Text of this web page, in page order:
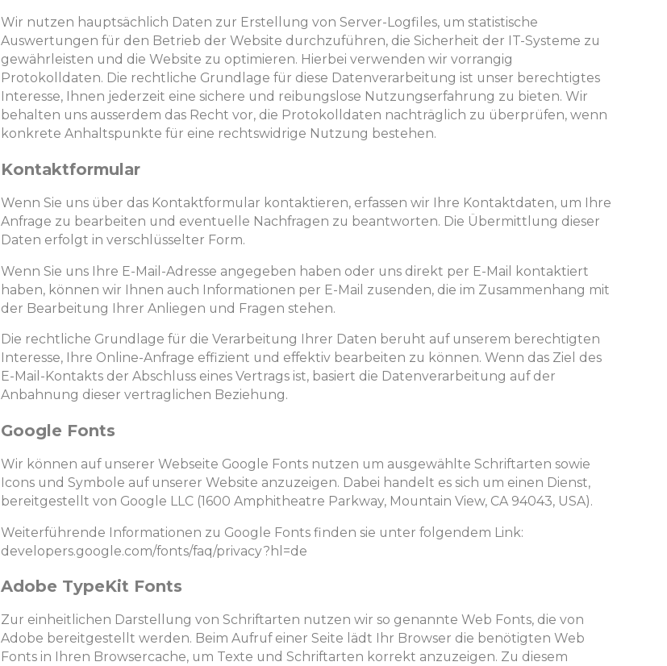
Wir nutzen hauptsächlich Daten zur Erstellung von Server-Logfiles, um statistische
Auswertungen für den Betrieb der Website durchzuführen, die Sicherheit der IT-Systeme zu
gewährleisten und die Website zu optimieren. Hierbei verwenden wir vorrangig
Protokolldaten. Die rechtliche Grundlage für diese Datenverarbeitung ist unser berechtigtes
Interesse, Ihnen jederzeit eine sichere und reibungslose Nutzungserfahrung zu bieten. Wir
behalten uns ausserdem das Recht vor, die Protokolldaten nachträglich zu überprüfen, wenn
konkrete Anhaltspunkte für eine rechtswidrige Nutzung bestehen.
Kontaktformular
Wenn Sie uns über das Kontaktformular kontaktieren, erfassen wir Ihre Kontaktdaten, um Ihre
Anfrage zu bearbeiten und eventuelle Nachfragen zu beantworten. Die Übermittlung dieser
Daten erfolgt in verschlüsselter Form.
Wenn Sie uns Ihre E-Mail-Adresse angegeben haben oder uns direkt per E-Mail kontaktiert
haben, können wir Ihnen auch Informationen per E-Mail zusenden, die im Zusammenhang mit
der Bearbeitung Ihrer Anliegen und Fragen stehen.
Die rechtliche Grundlage für die Verarbeitung Ihrer Daten beruht auf unserem berechtigten
Interesse, Ihre Online-Anfrage effizient und effektiv bearbeiten zu können. Wenn das Ziel des
E-Mail-Kontakts der Abschluss eines Vertrags ist, basiert die Datenverarbeitung auf der
Anbahnung dieser vertraglichen Beziehung.
Google Fonts
Wir können auf unserer Webseite Google Fonts nutzen um ausgewählte Schriftarten sowie
Icons und Symbole auf unserer Website anzuzeigen. Dabei handelt es sich um einen Dienst,
bereitgestellt von Google LLC (1600 Amphitheatre Parkway, Mountain View, CA 94043, USA).
Weiterführende Informationen zu Google Fonts finden sie unter folgendem Link:
developers.google.com/fonts/faq/privacy?hl=de
Adobe TypeKit Fonts
Zur einheitlichen Darstellung von Schriftarten nutzen wir so genannte Web Fonts, die von
Adobe bereitgestellt werden. Beim Aufruf einer Seite lädt Ihr Browser die benötigten Web
Fonts in Ihren Browsercache, um Texte und Schriftarten korrekt anzuzeigen. Zu diesem